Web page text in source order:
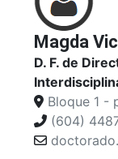
Magda
D. F. de
Bloque 1 -
(604)